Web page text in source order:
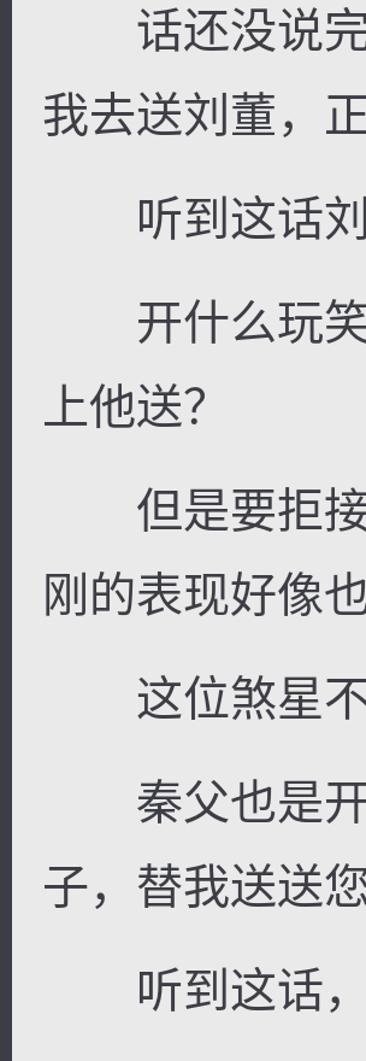
话还没说完
我去送刘董，
听到这话刘
开什么玩笑
上他送？
但是要拒接
刚的表现好像
这位煞星不
秦父也是开
子，替我送送
听到这话，